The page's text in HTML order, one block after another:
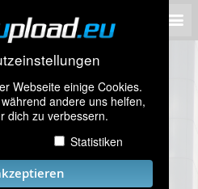
Webseite einige Cookies.
andere uns helfen,
dich zu verbessern.
Statistiken